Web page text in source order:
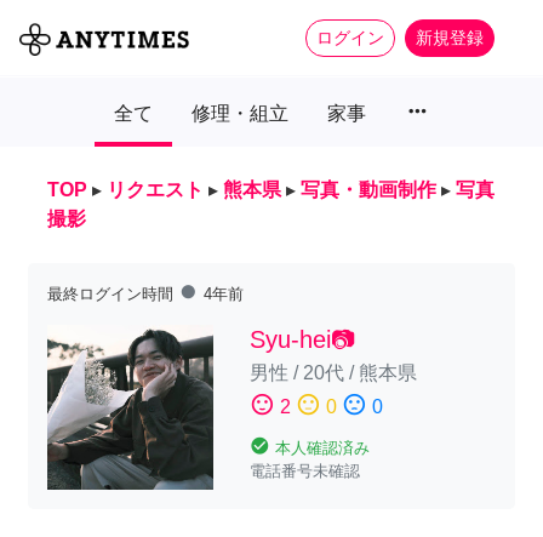
ログイン 新規登録
全て 修理・組立 家事 more_horiz
TOP ▸ リクエスト ▸ 熊本県 ▸ 写真・動画制作 ▸ 写真
撮影
最終ログイン時間 fiber_manual_record 4年前
Syu-hei📷
男性 / 20代/ 熊本県
sentiment_satisfied 2 sentiment_neutral 0 sentiment_dissatisfied 0
check_circle 本人確認済み
電話番号未確認